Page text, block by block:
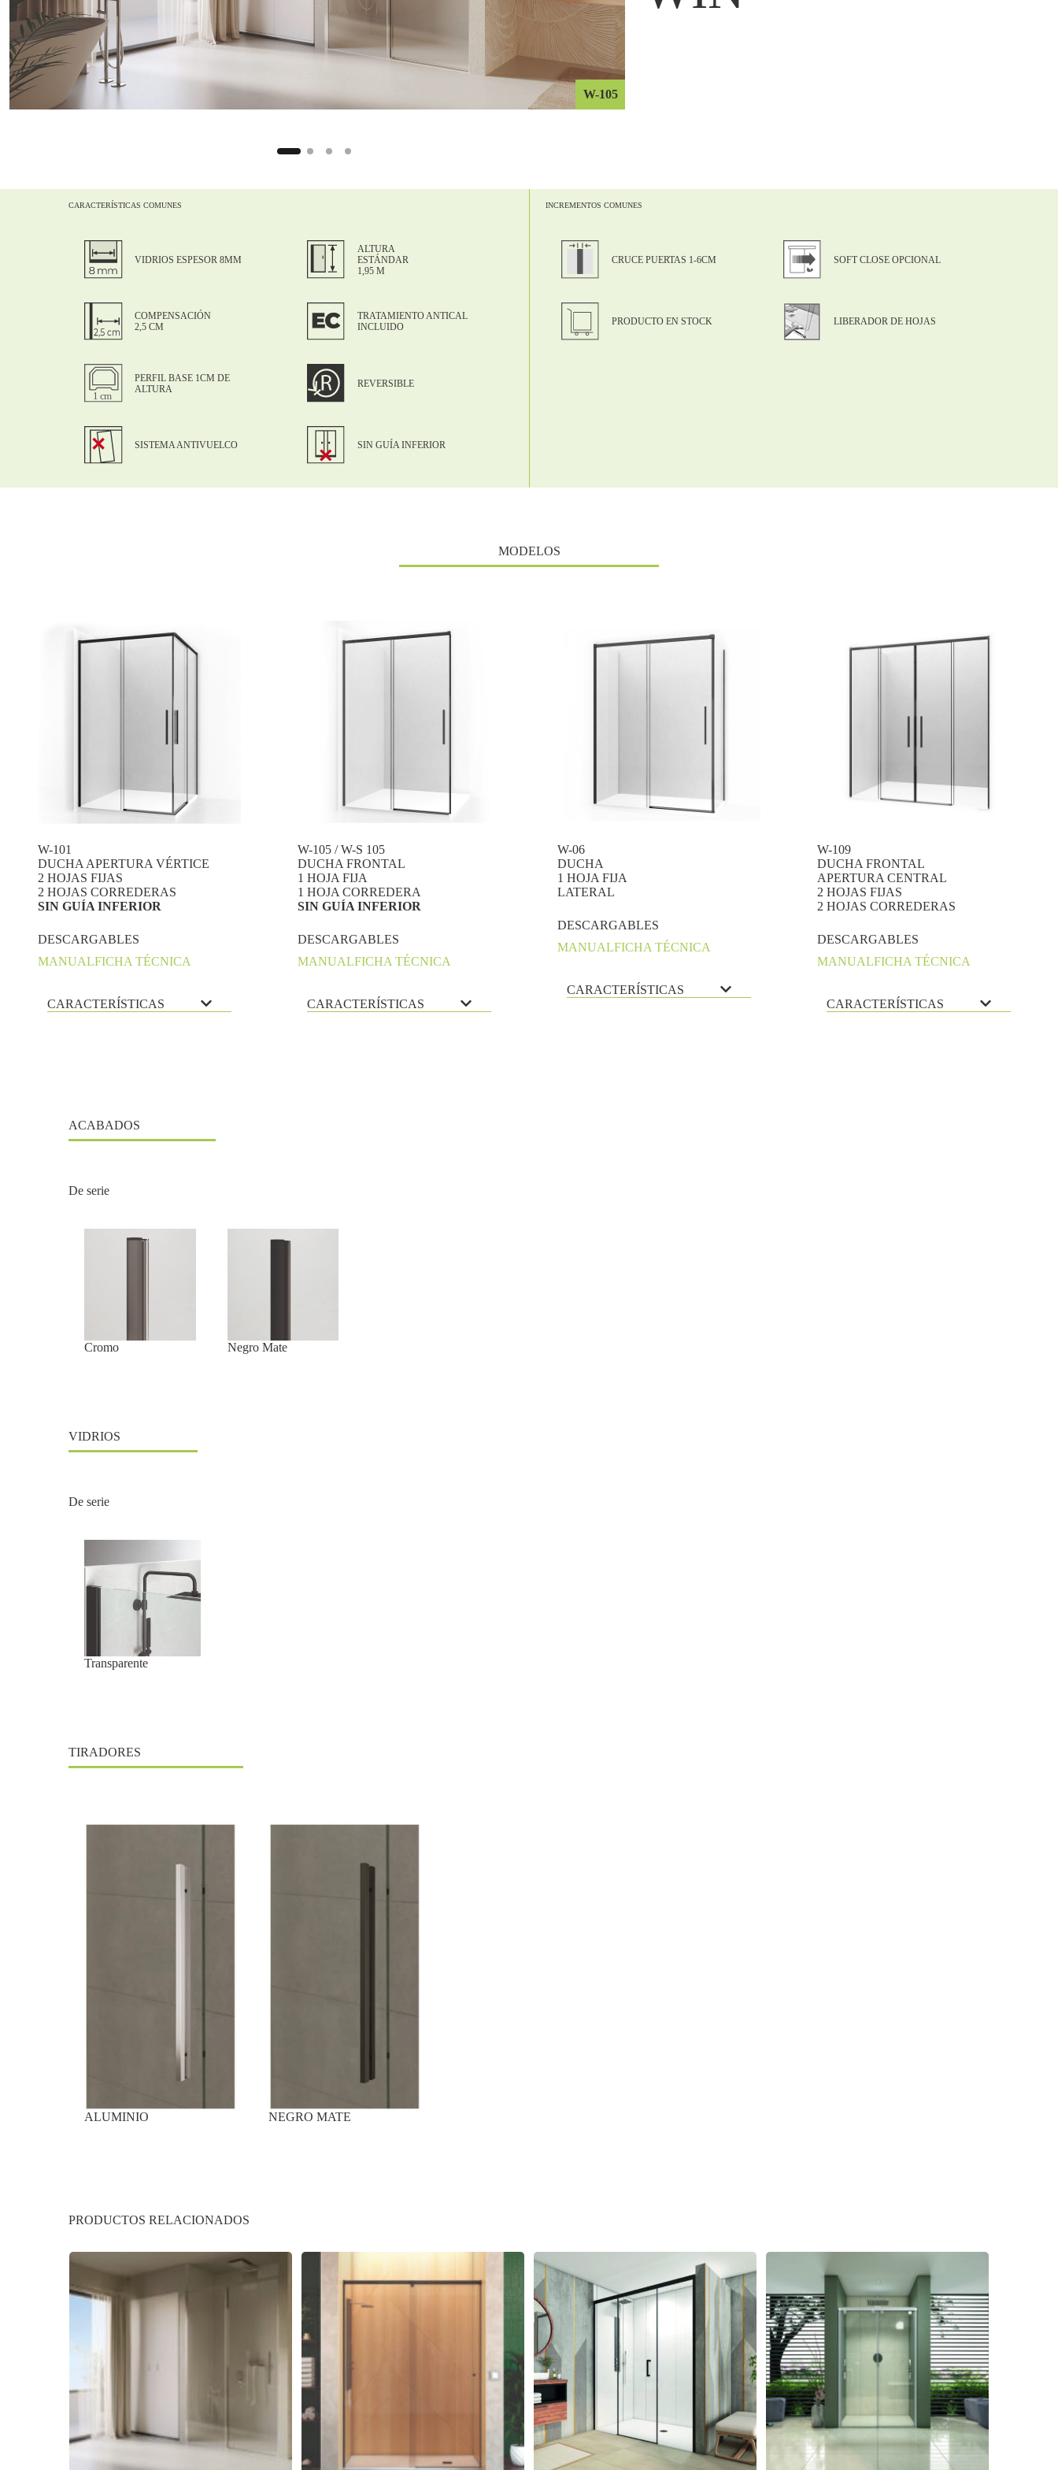
W-105
CARACTERÍSTICAS COMUNES
VIDRIOS ESPESOR 8MM
ALTURA
ESTÁNDAR
1,95 M
COMPENSACIÓN
2,5 CM
TRATAMIENTO ANTICAL
INCLUIDO
PERFIL BASE 1CM DE
ALTURA
REVERSIBLE
SISTEMA ANTIVUELCO SIN GUÍA INFERIOR
INCREMENTOS COMUNES
CRUCE PUERTAS 1-6CM SOFT CLOSE OPCIONAL
PRODUCTO EN STOCK LIBERADOR DE HOJAS
MODELOS
W-101
DUCHA APERTURA VÉRTICE
2 HOJAS FIJAS
2 HOJAS CORREDERAS
SIN GUÍA INFERIOR
DESCARGABLES
MANUALFICHA TÉCNICA
CARACTERÍSTICAS
W-105 / W-S 105
DUCHA FRONTAL
1 HOJA FIJA
1 HOJA CORREDERA
SIN GUÍA INFERIOR
DESCARGABLES
MANUALFICHA TÉCNICA
CARACTERÍSTICAS
W-06
DUCHA
1 HOJA FIJA
LATERAL
DESCARGABLES
MANUALFICHA TÉCNICA
CARACTERÍSTICAS
W-109
DUCHA FRONTAL
APERTURA CENTRAL
2 HOJAS FIJAS
2 HOJAS CORREDERAS
DESCARGABLES
MANUALFICHA TÉCNICA
CARACTERÍSTICAS
ACABADOS
De serie
Cromo Negro Mate
VIDRIOS
De serie
Transparente
TIRADORES
ALUMINIO NEGRO MATE
PRODUCTOS RELACIONADOS